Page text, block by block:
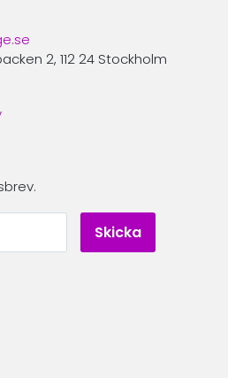
2, 112 24 Stockholm